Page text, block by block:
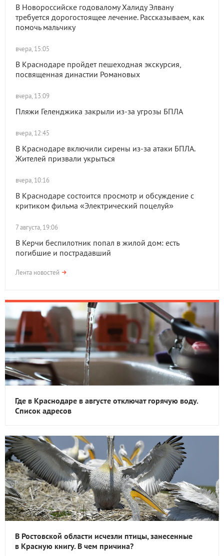
В Новороссийске годовалому Халиду Элвану
требуется дорогостоящее лечение. Рассказываем, как
помочь мальчику
вчера, 15:05
В Краснодаре пройдет пешеходная экскурсия,
посвященная династии Романовых
вчера, 13:09
Пляжи Геленджика закрыли из-за угрозы БПЛА
вчера, 12:45
В Краснодаре включили сирены из-за атаки БПЛА.
Жителей призвали укрыться
вчера, 10:16
В Краснодаре состоится просмотр и обсуждение с
критиком фильма «Электрический поцелуй»
7 августа, 19:06
В Керчи беспилотник попал в жилой дом: есть
погибшие и пострадавший
Лента новостей
Где в Краснодаре в августе отключат горячую воду.
Список адресов
В Ростовской области исчезли птицы, занесенные
в Красную книгу. В чем причина?